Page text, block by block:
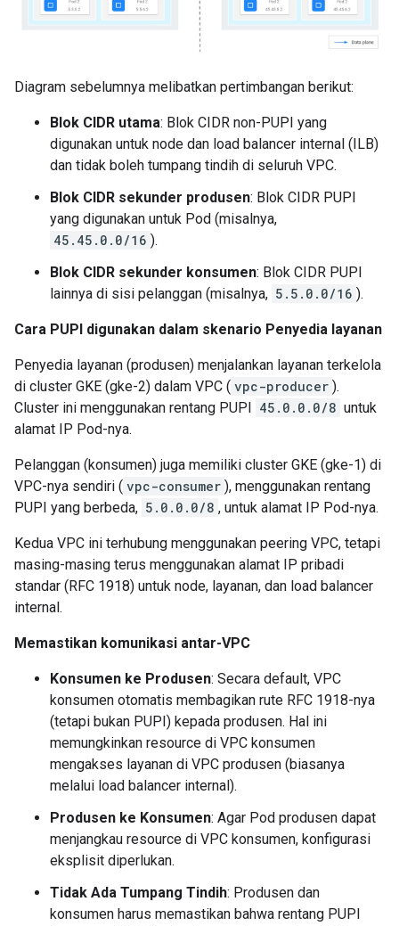
Diagram sebelumnya melibatkan pertimbangan berikut:
Blok CIDR utama: Blok CIDR non-PUPI yang
digunakan untuk node dan load balancer internal (ILB)
dan tidak boleh tumpang tindih di seluruh VPC.
Blok CIDR sekunder produsen: Blok CIDR PUPI
yang digunakan untuk Pod (misalnya,
45.45.0.0/16 ).
Blok CIDR sekunder konsumen: Blok CIDR PUPI
lainnya di sisi pelanggan (misalnya, 5.5.0.0/16 ).
Cara PUPI digunakan dalam skenario Penyedia layanan
Penyedia layanan (produsen) menjalankan layanan terkelola
di cluster GKE (gke-2) dalam VPC ( vpc-producer ).
Cluster ini menggunakan rentang PUPI 45.0.0.0/8 untuk
alamat IP Pod-nya.
Pelanggan (konsumen) juga memiliki cluster GKE (gke-1) di
VPC-nya sendiri ( vpc-consumer ), menggunakan rentang
PUPI yang berbeda, 5.0.0.0/8 , untuk alamat IP Pod-nya.
Kedua VPC ini terhubung menggunakan peering VPC, tetapi
masing-masing terus menggunakan alamat IP pribadi
standar (RFC 1918) untuk node, layanan, dan load balancer
internal.
Memastikan komunikasi antar-VPC
Konsumen ke Produsen: Secara default, VPC
konsumen otomatis membagikan rute RFC 1918-nya
(tetapi bukan PUPI) kepada produsen. Hal ini
memungkinkan resource di VPC konsumen
mengakses layanan di VPC produsen (biasanya
melalui load balancer internal).
Produsen ke Konsumen: Agar Pod produsen dapat
menjangkau resource di VPC konsumen, konfigurasi
eksplisit diperlukan.
Tidak Ada Tumpang Tindih: Produsen dan
konsumen harus memastikan bahwa rentang PUPI